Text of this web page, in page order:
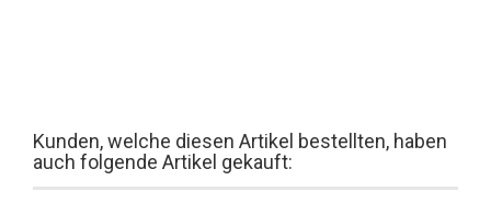
Kunden, welche diesen Artikel bestellten, haben
auch folgende Artikel gekauft: